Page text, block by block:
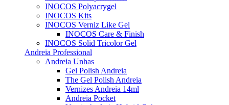
INOCOS Polyacrygel
INOCOS Kits
INOCOS Verniz Like Gel
INOCOS Care & Finish
INOCOS Solid Tricolor Gel
Andreia Professional
Andreia Unhas
Gel Polish Andreia
The Gel Polish Andreia
Vernizes Andreia 14ml
Andreia Pocket